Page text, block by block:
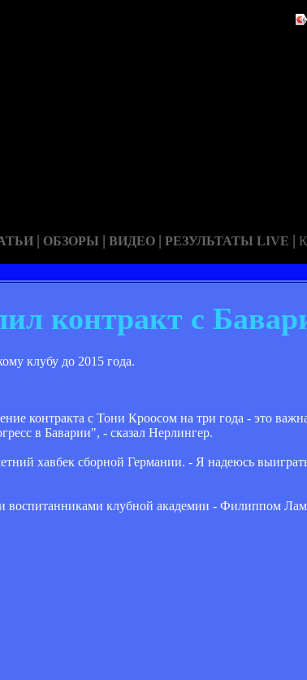
| ОБЗОРЫ | ВИДЕО | РЕЗУЛЬТАТЫ LIVE |
контракт с
клубу до 2015 года.
контракта с Тони Кроосом на три года - это
в Баварии", - сказал Нерлингер.
хавбек сборной Германии. - Я надеюсь
воспитанниками клубной академии - Филиппом